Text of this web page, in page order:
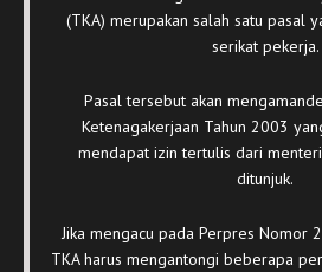
(TKA) merupakan salah satu pasal
serikat pekerja.
Pasal tersebut akan
Ketenagakerjaan Tahun 2003
mendapat izin tertulis dari
ditunjuk.
Jika mengacu pada Perpres Nomor
TKA harus mengantongi beberapa